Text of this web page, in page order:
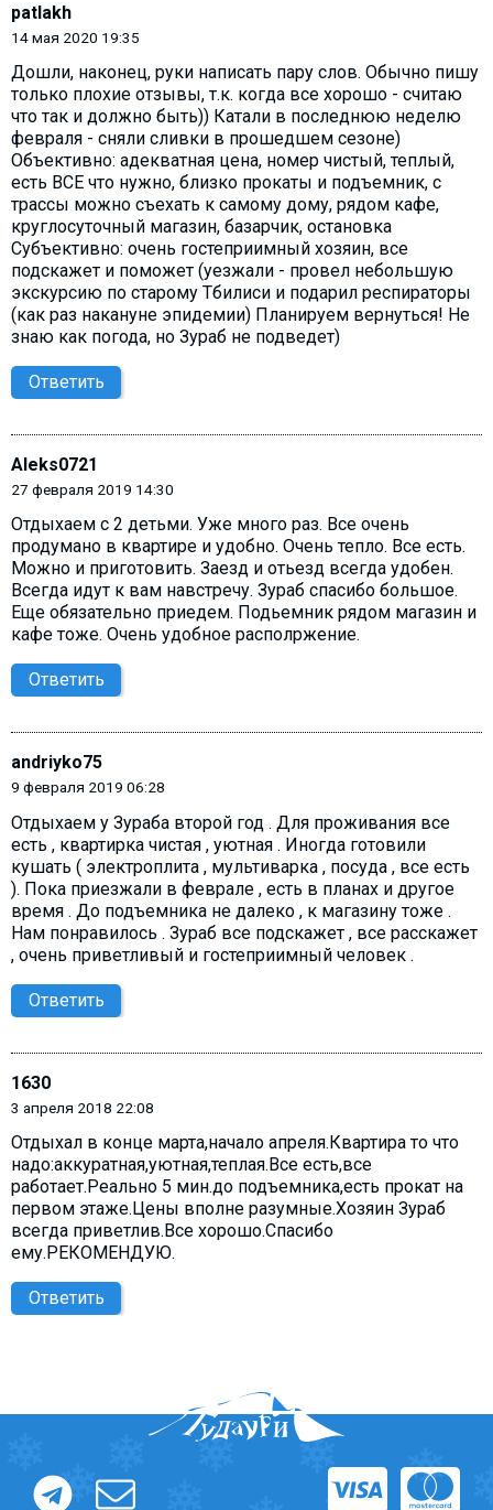
patlakh
14 мая 2020 19:35
Дошли, наконец, руки написать пару слов. Обычно пишу
только плохие отзывы, т.к. когда все хорошо - считаю
что так и должно быть)) Катали в последнюю неделю
февраля - сняли сливки в прошедшем сезоне)
Объективно: адекватная цена, номер чистый, теплый,
есть ВСЕ что нужно, близко прокаты и подъемник, с
трассы можно съехать к самому дому, рядом кафе,
круглосуточный магазин, базарчик, остановка
Субъективно: очень гостеприимный хозяин, все
подскажет и поможет (уезжали - провел небольшую
экскурсию по старому Тбилиси и подарил респираторы
(как раз накануне эпидемии) Планируем вернуться! Не
знаю как погода, но Зураб не подведет)
Ответить
Aleks0721
27 февраля 2019 14:30
Отдыхаем с 2 детьми. Уже много раз. Все очень
продумано в квартире и удобно. Очень тепло. Все есть.
Можно и приготовить. Заезд и отьезд всегда удобен.
Всегда идут к вам навстречу. Зураб спасибо большое.
Еще обязательно приедем. Подьемник рядом магазин и
кафе тоже. Очень удобное располржение.
Ответить
andriyko75
9 февраля 2019 06:28
Отдыхаем у Зураба второй год . Для проживания все
есть , квартирка чистая , уютная . Иногда готовили
кушать ( электроплита , мультиварка , посуда , все есть
). Пока приезжали в феврале , есть в планах и другое
время . До подъемника не далеко , к магазину тоже .
Нам понравилось . Зураб все подскажет , все расскажет
, очень приветливый и гостеприимный человек .
Ответить
1630
3 апреля 2018 22:08
Отдыхал в конце марта,начало апреля.Квартира то что
надо:аккуратная,уютная,теплая.Все есть,все
работает.Реально 5 мин.до подъемника,есть прокат на
первом этаже.Цены вполне разумные.Хозяин Зураб
всегда приветлив.Все хорошо.Спасибо
ему.РЕКОМЕНДУЮ.
Ответить